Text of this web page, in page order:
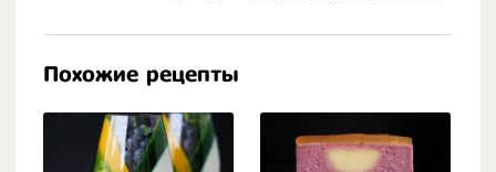
Похожие рецепты